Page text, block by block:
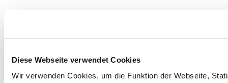
Diese Webseite verwendet Cookies
Wir verwenden Cookies, um die Funktion der Webseite,